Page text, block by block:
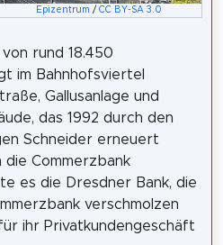
Epizentrum / CC BY-SA 3.0
rund 18.450
im Bahnhofsviertel
Gallusanlage und
das 1992 durch den
Schneider erneuert
Commerzbank
es die Dresdner Bank, die
verschmolzen
ihr Privatkundengeschäft